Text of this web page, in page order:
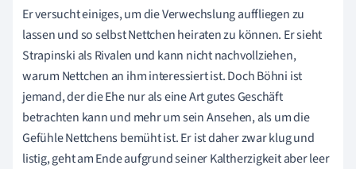
Er versucht einiges, um die Verwechslung auffliegen zu
lassen und so selbst Nettchen heiraten zu können. Er sieht
Strapinski als Rivalen und kann nicht nachvollziehen,
warum Nettchen an ihm interessiert ist. Doch Böhni ist
jemand, der die Ehe nur als eine Art gutes Geschäft
betrachten kann und mehr um sein Ansehen, als um die
Gefühle Nettchens bemüht ist. Er ist daher zwar klug und
listig, geht am Ende aufgrund seiner Kaltherzigkeit aber leer